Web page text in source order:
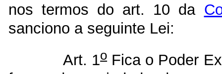
nos termos do art. 10 da
sanciono a seguinte Lei:
Art. 1oFica o Poder